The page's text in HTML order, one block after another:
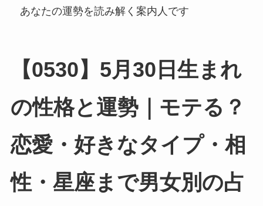
あなたの運勢を読み解く案内人です
【0530】5月30日生まれ
の性格と運勢｜モテる？
恋愛・好きなタイプ・相
性・星座まで男女別の占